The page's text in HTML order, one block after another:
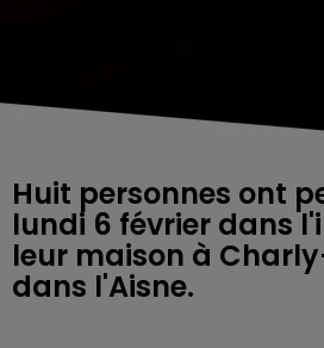
Huit personnes ont
lundi 6 février dans
leur maison à
dans l'Aisne.